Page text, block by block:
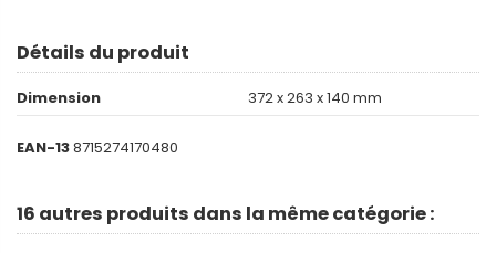
Détails du produit
Dimension 372 x 263 x 140 mm
EAN-138715274170480
16 autres produits dans la même catégorie :